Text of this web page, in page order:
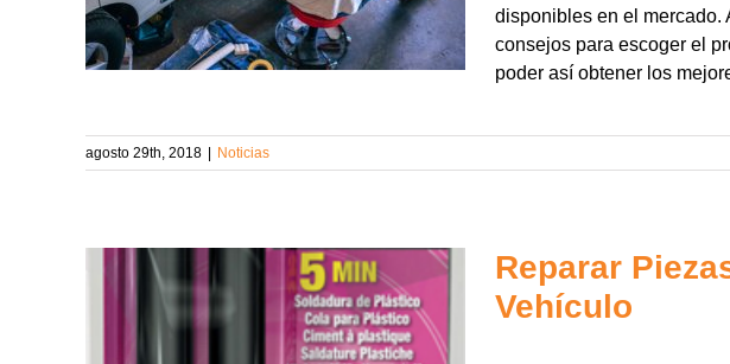
disponibles en el mercado.
consejos para escoger el
poder así obtener los
agosto 29th, 2018 Noticias
Reparar
Vehículo